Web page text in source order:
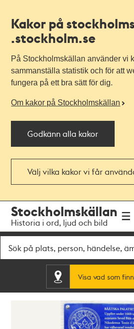
Kakor på
.stockholm.se
På Stockholmskällan använder vi
sammanställa statistik och för att
fungera på ett bra sätt för dig.
Om kakor på Stockholmskällan
Godkänn alla kakor
Välj vilka kakor vi får
navigationen
huvudinnehållet
Stockholmskällan
Historia i ord, ljud och bild
Visa vad som